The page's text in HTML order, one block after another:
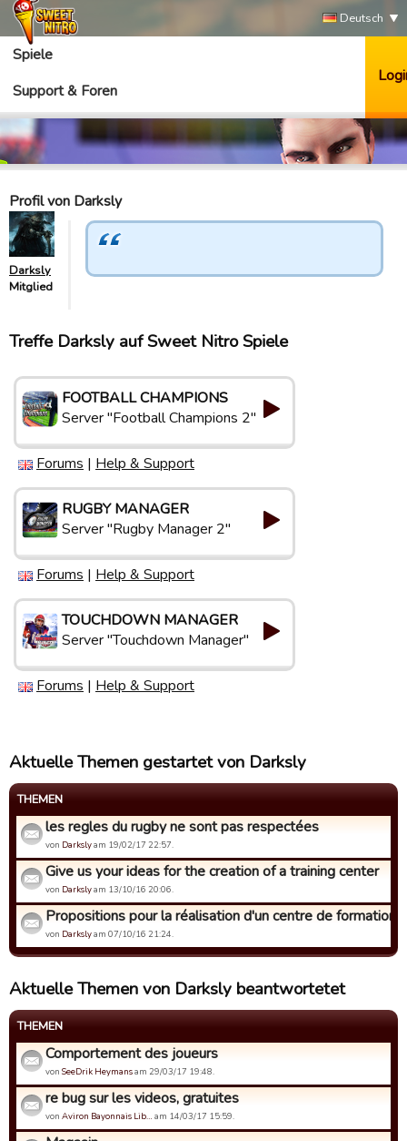
Deutsch
Spiele
Support & Foren
Profil von Darksly
Darksly
Mitglied
Treffe Darksly auf Sweet Nitro Spiele
FOOTBALL CHAMPIONS
Server "Football Champions 2"
Forums | Help & Support
RUGBY MANAGER
Server "Rugby Manager 2"
Forums | Help & Support
TOUCHDOWN MANAGER
Server "Touchdown Manager"
Forums | Help & Support
Aktuelle Themen gestartet von Darksly
THEMEN
les regles du rugby ne sont pas respectées
von Darkslyam 19/02/17 22:57.
Give us your ideas for the creation of a training center
von Darkslyam 13/10/16 20:06.
Propositions pour la réalisation d'un centre de formation
von Darkslyam 07/10/16 21:24.
Aktuelle Themen von Darksly beantwortetet
THEMEN
Comportement des joueurs
von SeeDrik Heymansam 29/03/17 19:48.
re bug sur les videos, gratuites
von Aviron Bayonnais Lib… am 14/03/17 15:59.